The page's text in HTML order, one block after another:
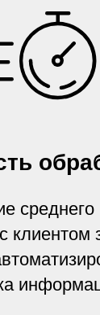
среднего
клиентом